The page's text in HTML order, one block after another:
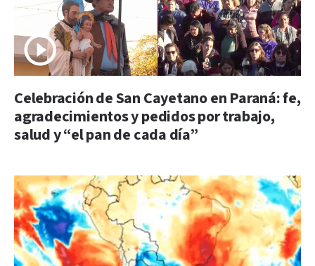
Celebración de San Cayetano en Paraná: fe,
agradecimientos y pedidos por trabajo,
salud y “el pan de cada día”